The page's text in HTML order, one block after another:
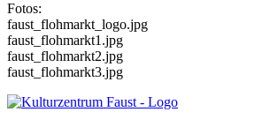
Fotos:
faust_flohmarkt_logo.jpg
faust_flohmarkt1.jpg
faust_flohmarkt2.jpg
faust_flohmarkt3.jpg